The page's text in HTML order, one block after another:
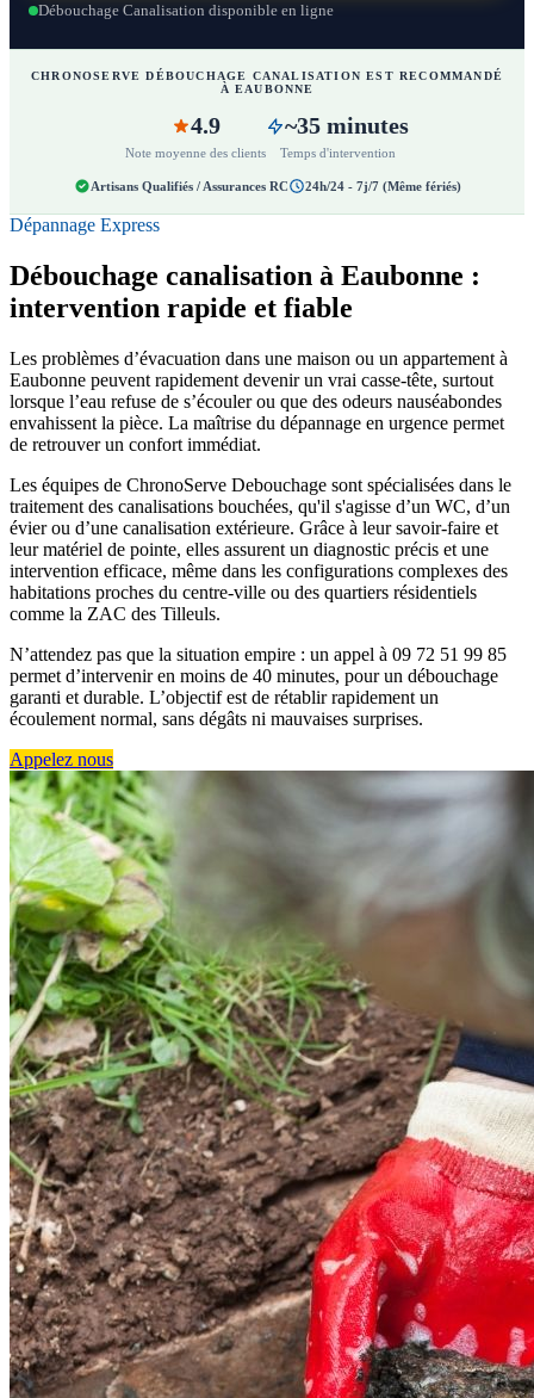
Débouchage Canalisation disponible en ligne
CHRONOSERVE DÉBOUCHAGE CANALISATION EST RECOMMANDÉ
À EAUBONNE
4.9
Note moyenne des clients
~35 minutes
Temps d'intervention
Artisans Qualifiés / Assurances RC 24h/24 - 7j/7 (Même fériés)
Dépannage Express
Débouchage canalisation à Eaubonne :
intervention rapide et fiable
Les problèmes d’évacuation dans une maison ou un appartement à
Eaubonne peuvent rapidement devenir un vrai casse-tête, surtout
lorsque l’eau refuse de s’écouler ou que des odeurs nauséabondes
envahissent la pièce. La maîtrise du dépannage en urgence permet
de retrouver un confort immédiat.
Les équipes de ChronoServe Debouchage sont spécialisées dans le
traitement des canalisations bouchées, qu'il s'agisse d’un WC, d’un
évier ou d’une canalisation extérieure. Grâce à leur savoir-faire et
leur matériel de pointe, elles assurent un diagnostic précis et une
intervention efficace, même dans les configurations complexes des
habitations proches du centre-ville ou des quartiers résidentiels
comme la ZAC des Tilleuls.
N’attendez pas que la situation empire : un appel à 09 72 51 99 85
permet d’intervenir en moins de 40 minutes, pour un débouchage
garanti et durable. L’objectif est de rétablir rapidement un
écoulement normal, sans dégâts ni mauvaises surprises.
Appelez nous